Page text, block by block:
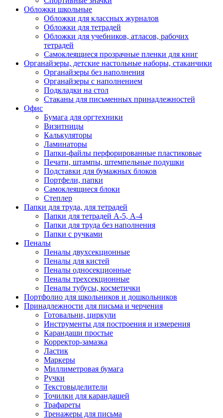
Обложки школьные
Обложки для классных журналов
Обложки для тетрадей
Обложки для учебников, атласов, рабочих
тетрадей
Самоклеящиеся прозрачные пленки для книг
Органайзеры, детские настольные наборы, стаканчики
Органайзеры без наполнения
Органайзеры с наполнением
Подкладки на стол
Стаканы для письменных принадлежностей
Офис
Бумага для оргтехники
Визитницы
Калькуляторы
Ламинаторы
Папки-файлы перфорированные пластиковые
Печати, штампы, штемпельные подушки
Подставки для бумажных блоков
Портфели, папки
Самоклеящиеся блоки
Степлер
Папки для труда, для тетрадей
Папки для тетрадей А-5, А-4
Папки для труда без наполнения
Папки с ручками
Пеналы
Пеналы двухсекционные
Пеналы для кистей
Пеналы односекционные
Пеналы трехсекционные
Пеналы тубусы, косметички
Портфолио для школьников и дошкольников
Принадлежности для письма и черчения
Готовальни, циркули
Инструменты для построения и измерения
Карандаши простые
Корректор-замазка
Ластик
Маркеры
Миллиметровая бумага
Ручки
Текстовыделители
Точилки для карандашей
Трафареты
Тренажеры для письма